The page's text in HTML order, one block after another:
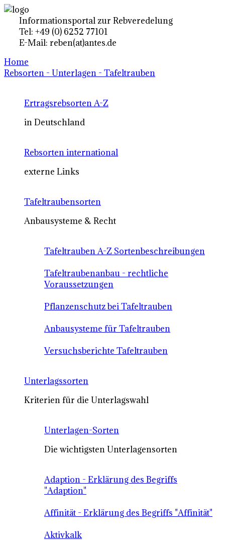
Informationsportal zur Rebveredelung
Tel: +49 (0) 6252 77101
E-Mail: reben(at)antes.de
Home
Rebsorten - Unterlagen - Tafeltrauben
Ertragsrebsorten A-Z
in Deutschland
Rebsorten international
externe Links
Tafeltraubensorten
Anbausysteme & Recht
Tafeltrauben A-Z Sortenbeschreibungen
Tafeltraubenanbau - rechtliche
Voraussetzungen
Pflanzenschutz bei Tafeltrauben
Anbausysteme für Tafeltrauben
Versuchsberichte Tafeltrauben
Unterlagssorten
Kriterien für die Unterlagswahl
Unterlagen-Sorten
Die wichtigsten Unterlagensorten
Adaption - Erklärung des Begriffs
"Adaption"
Affinität - Erklärung des Begriffs "Affinität"
Aktivkalk